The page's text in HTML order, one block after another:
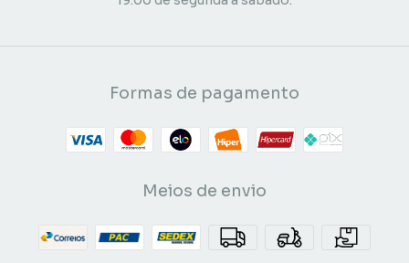
Formas de pagamento
Meios de envio